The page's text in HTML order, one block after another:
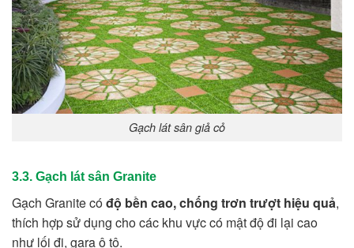
Gạch lát sân giả cỏ
3.3. Gạch lát sân Granite
Gạch Granite cóđộ bền cao, chống trơn trượt hiệu quả,
thích hợp sử dụng cho các khu vực có mật độ đi lại cao
như lối đi, gara ô tô.